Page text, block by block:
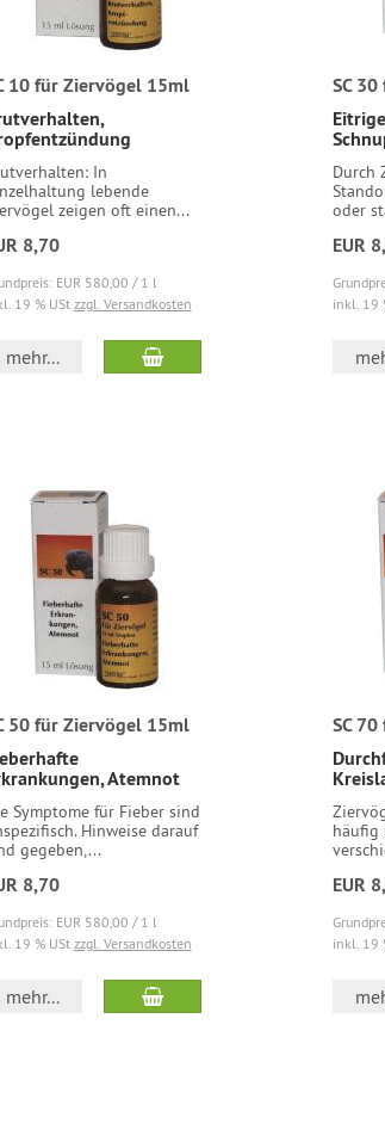
10 für Ziervögel 15ml
In
lebende
zeigen oft einen...
8,70
EUR 580,00 / 1 l
19 % USt zzgl. Versandkosten
mehr...
SC
Durch
oder
EUR
inkl. 19
50 für Ziervögel 15ml
Atemnot
Symptome für Fieber sind
Hinweise darauf
gegeben,...
8,70
EUR 580,00 / 1 l
19 % USt zzgl. Versandkosten
mehr...
SC
häufig
EUR
inkl. 19